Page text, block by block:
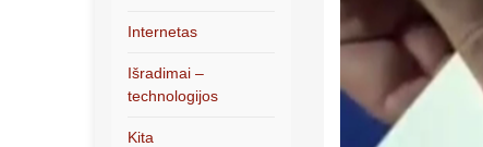
Internetas
Išradimai –
technologijos
Kita